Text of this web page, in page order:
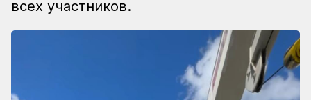
всех участников.